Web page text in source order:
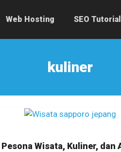
Web Hosting SEO Tutorial
kuliner
Wisata, Kuliner,